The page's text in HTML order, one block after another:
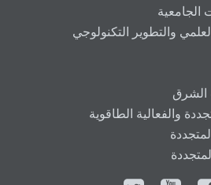
الجامعية
والتطوير التكنولوجي
الشرق
والفعالية الطاقوية